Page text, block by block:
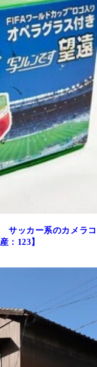
サッカー系のカメラコ
：123】